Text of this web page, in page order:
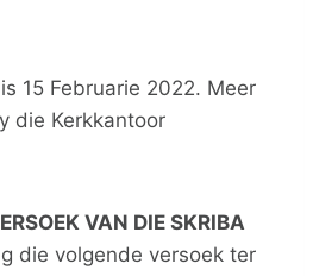
15 Februarie 2022. Meer
die Kerkkantoor
VAN DIE SKRIBA
die volgende versoek ter